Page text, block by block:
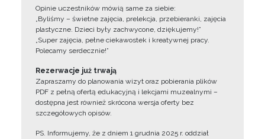
Opinie uczestników mówią same za siebie:
„Byliśmy – świetne zajęcia, prelekcja, przebieranki, zajęcia
plastyczne. Dzieci były zachwycone, dziękujemy!”
„Super zajęcia, pełne ciekawostek i kreatywnej pracy.
Polecamy serdecznie!”
Rezerwacje już trwają
Zapraszamy do planowania wizyt oraz pobierania plików
PDF z pełną ofertą edukacyjną i lekcjami muzealnymi –
dostępna jest również skrócona wersja oferty bez
szczegółowych opisów.
PS. Informujemy, że z dniem 1 grudnia 2025 r. oddział